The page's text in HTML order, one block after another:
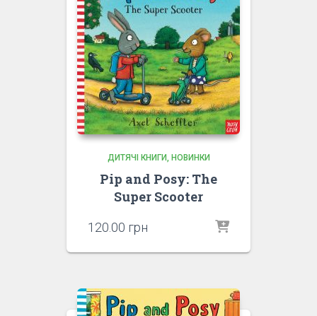
ДИТЯЧІ КНИГИ НОВИНКИ
Pip and Posy: The
Super Scooter
120.00 грн